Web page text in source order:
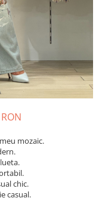
mozaic.
chic.
casual.